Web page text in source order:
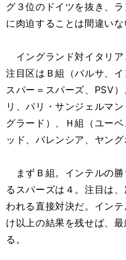
グ３位のドイツを抜き、
に肉迫することは間違いな
イングランド対イタリア
注目区はＢ組（バルサ、
スパー＝スパーズ、PSV
リ、パリ・サンジェルマ
グラード）、Ｈ組（ユー
ッド、バレンシア、ヤング
まずＢ組。インテルの勝
るスパーズは４。注目は
われる直接対決だ。イン
け以上の結果を残せば、
る。